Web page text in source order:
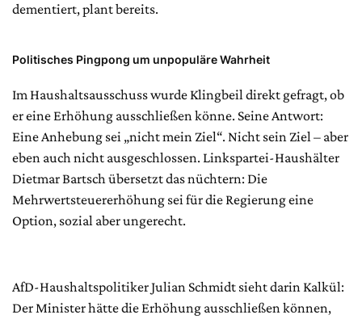
dementiert, plant bereits.
Politisches Pingpong um unpopuläre Wahrheit
Im Haushaltsausschuss wurde Klingbeil direkt gefragt, ob
er eine Erhöhung ausschließen könne. Seine Antwort:
Eine Anhebung sei „nicht mein Ziel“. Nicht sein Ziel – aber
eben auch nicht ausgeschlossen. Linkspartei-Haushälter
Dietmar Bartsch übersetzt das nüchtern: Die
Mehrwertsteuererhöhung sei für die Regierung eine
Option, sozial aber ungerecht.
AfD-Haushaltspolitiker Julian Schmidt sieht darin Kalkül:
Der Minister hätte die Erhöhung ausschließen können,